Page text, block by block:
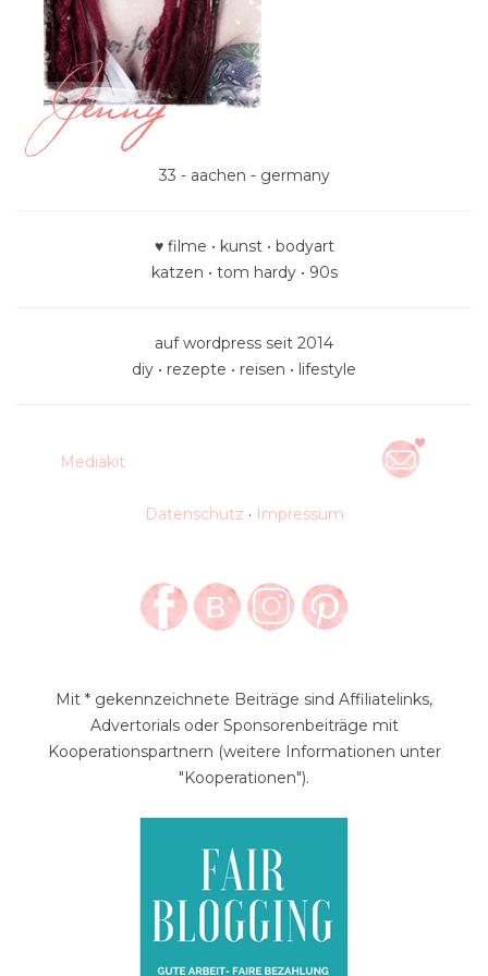
33 - aachen - germany
♥ filme • kunst • bodyart
katzen • tom hardy • 90s
auf wordpress seit 2014
diy • rezepte • reisen • lifestyle
Mediakit
Datenschutz · Impressum
Mit * gekennzeichnete Beiträge sind Affiliatelinks,
Advertorials oder Sponsorenbeiträge mit
Kooperationspartnern (weitere Informationen unter
"Kooperationen").